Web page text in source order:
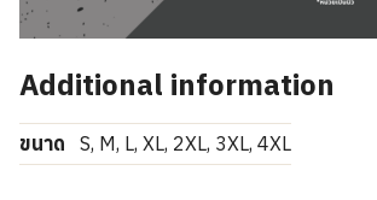
Additional information
ขนาด S, M, L, XL, 2XL, 3XL, 4XL